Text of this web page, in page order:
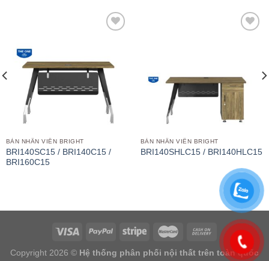
Add to
wishlist
BÀN NHÂN VIÊN BRIGHT
BRI140SC15 / BRI140C15 /
BRI160C15
BÀN NHÂN VIÊN BRIGHT
BRI140SHLC15 / BRI140HLC15
Copyright 2026 © Hệ thống phân phối nội thất trên toàn quốc